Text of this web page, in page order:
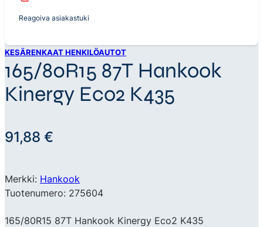
Reagoiva asiakastuki
KESÄRENKAAT HENKILÖAUTOT
165/80R15 87T Hankook
Kinergy Eco2 K435
91,88 €
Merkki: Hankook
Tuotenumero: 275604
165/80R15 87T Hankook Kinergy Eco2 K435